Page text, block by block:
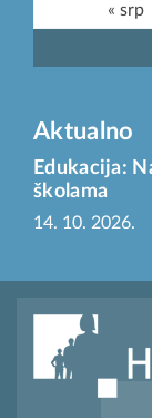
« srp
Aktualno
Edukacija:
školama
14. 10. 2026.